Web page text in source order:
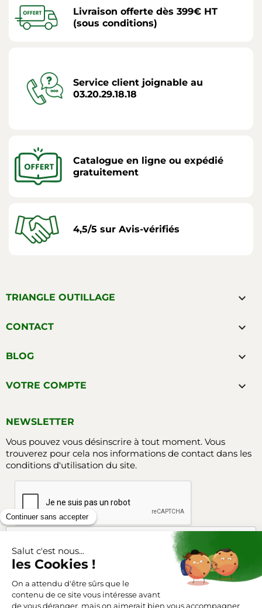
Livraison offerte dès 399€ HT
(sous conditions)
Service client joignable au
03.20.29.18.18
Catalogue en ligne ou expédié
gratuitement
4,5/5 sur Avis-vérifiés
TRIANGLE OUTILLAGE 
CONTACT 
BLOG 
VOTRE COMPTE 
NEWSLETTER
Vous pouvez vous désinscrire à tout moment. Vous
trouverez pour cela nos informations de contact dans les
conditions d'utilisation du site.
SUIVEZ-NOUS